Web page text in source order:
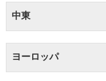
中東
ヨーロッパ